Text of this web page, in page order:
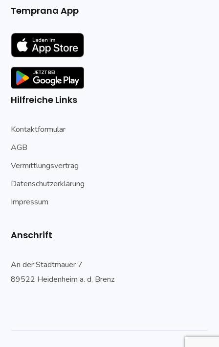
Temprana App
Hilfreiche Links
Kontaktformular
AGB
Vermittlungsvertrag
Datenschutzerklärung
Impressum
Anschrift
An der Stadtmauer 7
89522 Heidenheim a. d. Brenz